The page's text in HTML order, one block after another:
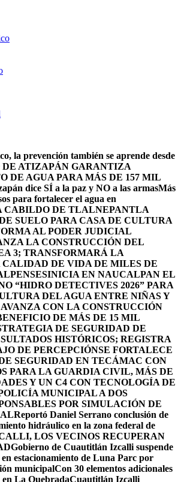
la prevención también se aprende desde
DE ATIZAPÁN GARANTIZA
DE AGUA PARA MÁS DE 157 MIL
dice SÍ a la paz y NO a las armasMás
para fortalecer el agua en
CABILDO DE TLALNEPANTLA
SUELO PARA CASA DE CULTURA
AL PODER JUDICIAL
LA CONSTRUCCIÓN DEL
3; TRANSFORMARÁ LA
DE VIDA DE MILES DE
INICIA EN NAUCALPAN EL
“HIDRO DETECTIVES 2026” PARA
DEL AGUA ENTRE NIÑAS Y
CON LA CONSTRUCCIÓN
DE MÁS DE 15 MIL
DE SEGURIDAD DE
HISTÓRICOS; REGISTRA
DE PERCEPCIÓNSE FORTALECE
SEGURIDAD EN TECÁMAC CON
PARA LA GUARDIA CIVIL, MÁS DE
Y UN C4 CON TECNOLOGÍA DE
MUNICIPAL A DOS
POR SIMULACIÓN DE
Reportó Daniel Serrano conclusión de
hidráulico en la zona federal de
LOS VECINOS RECUPERAN
Gobierno de Cuautitlán Izcalli suspende
estacionamiento de Luna Parc por
municipalCon 30 elementos adicionales
La QuebradaCuautitlán Izcalli